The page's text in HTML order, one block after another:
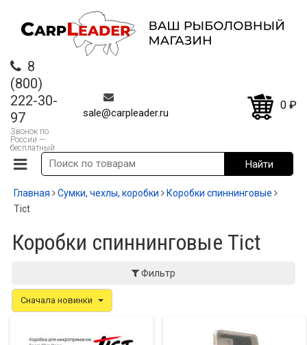
8
(800)
222-30-
97
Звонок по
России —
бесплатный
sale@carpleader.ru
0 ₽
Главная Сумки, чехлы, коробки
Коробки спиннинговые
Tict
Коробки спиннинговые Tict
Фильтр
Сначала новинки